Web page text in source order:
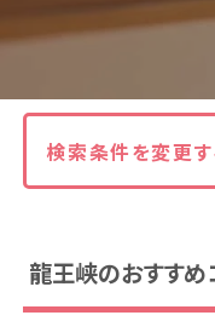
北海道(13)
東海
静岡県(44) 愛知県
関西
検索条件を変更す
龍王峡のおすす